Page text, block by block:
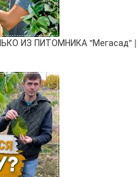
ИЗ ПИТОМНИКА "Мегасад" |